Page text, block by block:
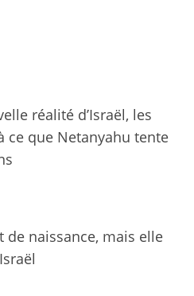
réalité d’Israël, les
ce que Netanyahu tente
de naissance, mais elle